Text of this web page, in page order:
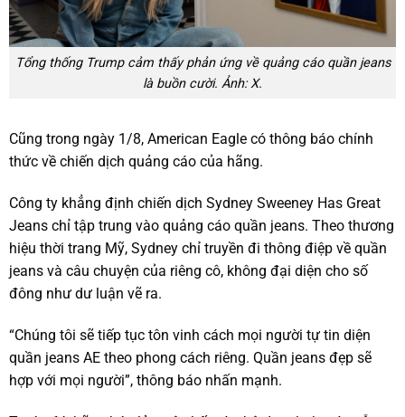
Tổng thống Trump cảm thấy phản ứng về quảng cáo quần jeans
là buồn cười. Ảnh: X.
Cũng trong ngày 1/8, American Eagle có thông báo chính
thức về chiến dịch quảng cáo của hãng.
Công ty khẳng định chiến dịch Sydney Sweeney Has Great
Jeans chỉ tập trung vào quảng cáo quần jeans. Theo thương
hiệu thời trang Mỹ, Sydney chỉ truyền đi thông điệp về quần
jeans và câu chuyện của riêng cô, không đại diện cho số
đông như dư luận vẽ ra.
“Chúng tôi sẽ tiếp tục tôn vinh cách mọi người tự tin diện
quần jeans AE theo phong cách riêng. Quần jeans đẹp sẽ
hợp với mọi người”, thông báo nhấn mạnh.